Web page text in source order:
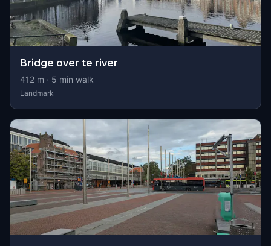
Bridge over te river
412 m · 5 min walk
Landmark